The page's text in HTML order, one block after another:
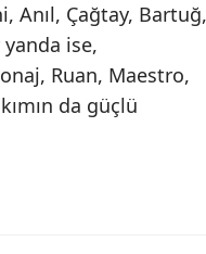
Anıl, Çağtay, Bartuğ,
ise,
Ruan, Maestro,
da güçlü